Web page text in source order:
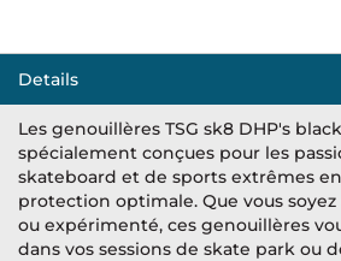
Details
Les genouillères TSG sk8 DHP's
spécialement conçues pour les
skateboard et de sports extrêmes
protection optimale. Que vous
ou expérimenté, ces genouillères
dans vos sessions de skate park ou